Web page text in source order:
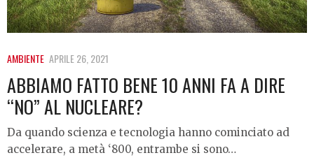
AMBIENTE APRILE 26, 2021
ABBIAMO FATTO BENE 10 ANNI FA A DIRE
“NO” AL NUCLEARE?
Da quando scienza e tecnologia hanno cominciato ad
accelerare, a metà ‘800, entrambe si sono…